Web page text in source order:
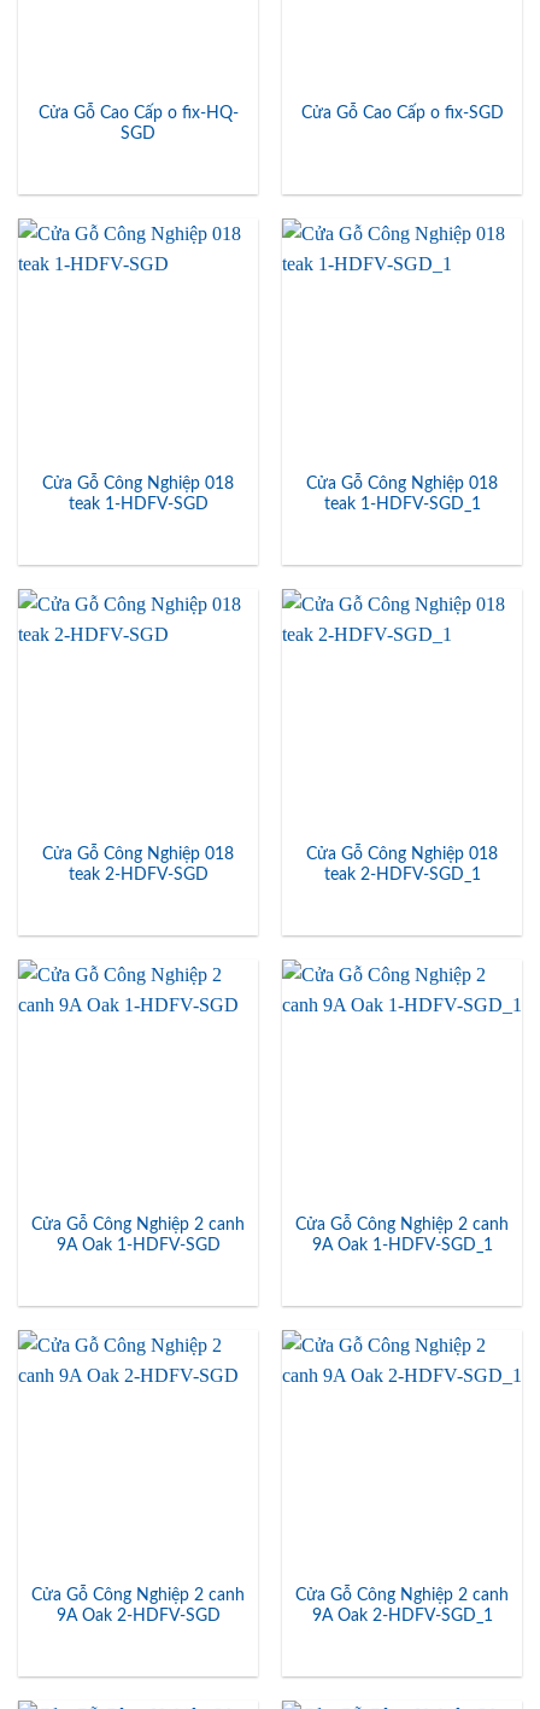
Cửa Gỗ Cao Cấp o fix-HQ-
SGD
Cửa Gỗ Cao Cấp o fix-SGD
Cửa Gỗ Công Nghiệp 018
teak 1-HDFV-SGD
Cửa Gỗ Công Nghiệp 018
teak 1-HDFV-SGD_1
Cửa Gỗ Công Nghiệp 018
teak 2-HDFV-SGD
Cửa Gỗ Công Nghiệp 018
teak 2-HDFV-SGD_1
Cửa Gỗ Công Nghiệp 2 canh
9A Oak 1-HDFV-SGD
Cửa Gỗ Công Nghiệp 2 canh
9A Oak 1-HDFV-SGD_1
Cửa Gỗ Công Nghiệp 2 canh
9A Oak 2-HDFV-SGD
Cửa Gỗ Công Nghiệp 2 canh
9A Oak 2-HDFV-SGD_1